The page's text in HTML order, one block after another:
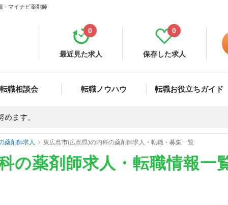
- マイナビ薬剤師
最近見た求人
0
保存した求人
0
転職相談会 転職ノウハウ 転職お役立ちガイド
ます。
薬剤師求人 東広島市(広島県)の内科の薬剤師求人・転職・募集一覧
の薬剤師求人・転職情報一